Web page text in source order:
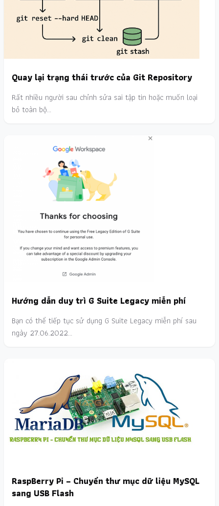
Quay lại trạng thái trước của Git Repository
Rất nhiều người sau chỉnh sửa sai tập tin hoặc muốn loại
bỏ toàn bộ…
Hướng dẫn duy trì G Suite Legacy miễn phí
Bạn có thể tiếp tục sử dụng G Suite Legacy miễn phí sau
ngày 27.06.2022…
RaspBerry Pi – Chuyển thư mục dữ liệu MySQL
sang USB Flash